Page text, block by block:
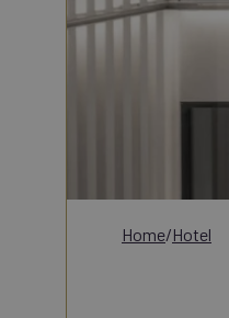
home/ hotel